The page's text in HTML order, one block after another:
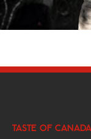
TASTE OF CANADA